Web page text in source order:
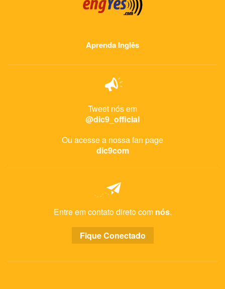
Aprenda Inglês
Tweet nós em
@dic9_official
Ou acesse a nossa fan page
dic9com
Entre em contato direto com nós.
Fique Conectado